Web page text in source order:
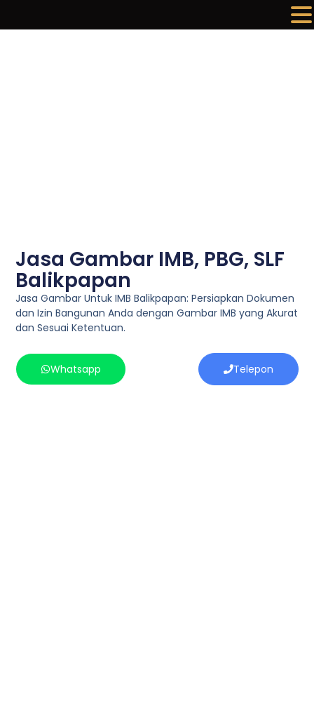
Jasa Gambar IMB, PBG, SLF
Balikpapan
Jasa Gambar Untuk IMB Balikpapan: Persiapkan Dokumen
dan Izin Bangunan Anda dengan Gambar IMB yang Akurat
dan Sesuai Ketentuan.
Whatsapp Telepon